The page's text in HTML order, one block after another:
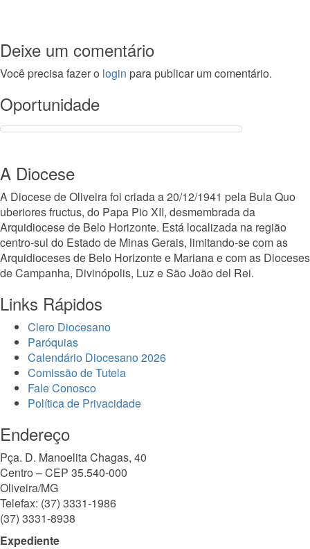
Deixe um comentário
Você precisa fazer o login para publicar um comentário.
Oportunidade
A Diocese
A Diocese de Oliveira foi criada a 20/12/1941 pela Bula Quo
uberiores fructus, do Papa Pio XII, desmembrada da
Arquidiocese de Belo Horizonte. Está localizada na região
centro-sul do Estado de Minas Gerais, limitando-se com as
Arquidioceses de Belo Horizonte e Mariana e com as Dioceses
de Campanha, Divinópolis, Luz e São João del Rei.
Links Rápidos
Clero Diocesano
Paróquias
Calendário Diocesano 2026
Comissão de Tutela
Fale Conosco
Política de Privacidade
Endereço
Pça. D. Manoelita Chagas, 40
Centro – CEP 35.540-000
Oliveira/MG
Telefax: (37) 3331-1986
(37) 3331-8938
Expediente